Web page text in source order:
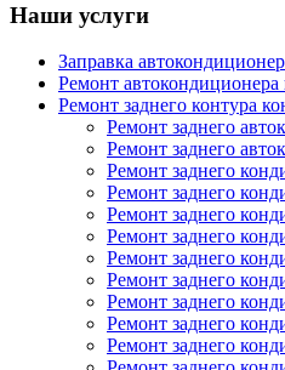
Наши услуги
Заправка
Ремонт
Ремонт заднего контура
Ремонт заднего
Ремонт заднего
Ремонт заднего
Ремонт заднего
Ремонт заднего
Ремонт заднего
Ремонт заднего
Ремонт заднего
Ремонт заднего
Ремонт заднего
Ремонт заднего